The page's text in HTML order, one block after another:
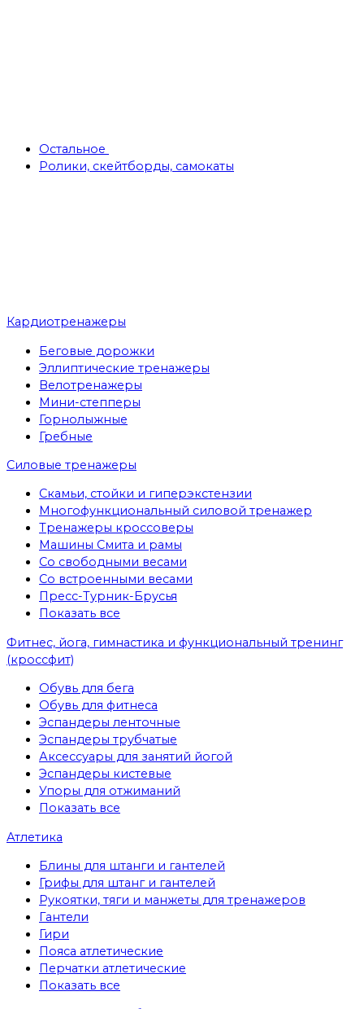
Остальное
Ролики, скейтборды, самокаты
Кардиотренажеры
Беговые дорожки
Эллиптические тренажеры
Велотренажеры
Мини-степперы
Горнолыжные
Гребные
Cиловые тренажеры
Скамьи, стойки и гиперэкстензии
Многофункциональный силовой тренажер
Тренажеры кроссоверы
Машины Смита и рамы
Со свободными весами
Со встроенными весами
Пресс-Турник-Брусья
Показать все
Фитнес, йога, гимнастика и функциональный тренинг
(кроссфит)
Обувь для бега
Обувь для фитнеса
Эспандеры ленточные
Эспандеры трубчатые
Аксессуары для занятий йогой
Эспандеры кистевые
Упоры для отжиманий
Показать все
Атлетика
Блины для штанги и гантелей
Грифы для штанг и гантелей
Рукоятки, тяги и манжеты для тренажеров
Гантели
Гири
Пояса атлетические
Перчатки атлетические
Показать все